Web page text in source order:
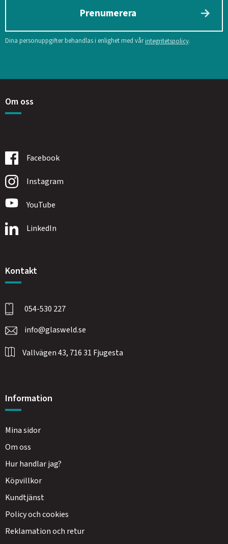
Prenumerera
Dina personuppgifter behandlas i enlighet med vårintegritetspolicy.
Om oss
Facebook
Instagram
YouTube
LinkedIn
Kontakt
054-530 227
info@glasweld.se
Vallvägen 43, 716 31 Fjugesta
Information
Mina sidor
Om oss
Hur handlar jag?
Köpvillkor
Kundtjänst
Policy och cookies
Reklamation och retur